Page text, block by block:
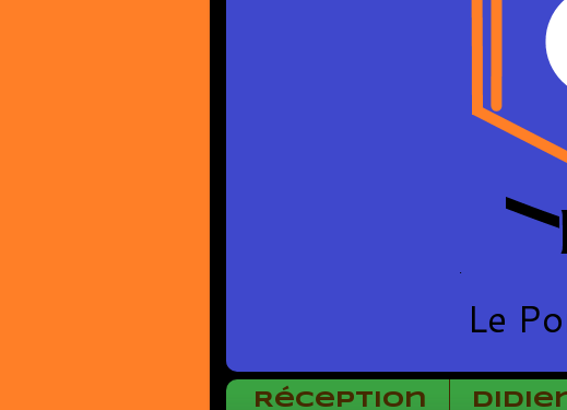
Le
Réception